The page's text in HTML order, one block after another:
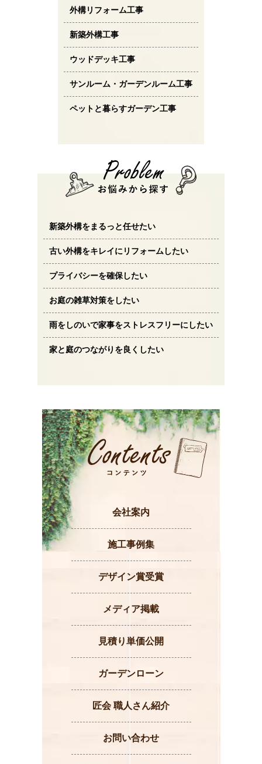
外構リフォーム工事
新築外構工事
ウッドデッキ工事
サンルーム・ガーデンルーム工事
ペットと暮らすガーデン工事
新築外構をまるっと任せたい
古い外構をキレイにリフォームしたい
プライバシーを確保したい
お庭の雑草対策をしたい
雨をしのいで家事をストレスフリーにしたい
家と庭のつながりを良くしたい
会社案内
施工事例集
デザイン賞受賞
メディア掲載
見積り単価公開
ガーデンローン
匠会 職人さん紹介
お問い合わせ